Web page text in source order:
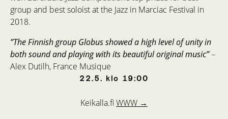
22.5. klo 19:00
Keikalla.fi WWW →
group and best soloist at the Jazz in Marciac Festival in
2018.
”The Finnish group Globus showed a high level of unity in
both sound and playing with its beautiful original music”–
Alex Dutilh, France Musique